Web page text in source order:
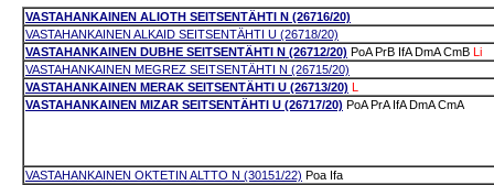
VASTAHANKAINEN ALIOTH SEITSENTÄHTI N (26716/20)
VASTAHANKAINEN ALKAID SEITSENTÄHTI U (26718/20)
VASTAHANKAINEN DUBHE SEITSENTÄHTI N (26712/20) PoA PrB IfA DmA CmB
Li
VASTAHANKAINEN MEGREZ SEITSENTÄHTI N (26715/20)
VASTAHANKAINEN MERAK SEITSENTÄHTI U (26713/20)
VASTAHANKAINEN MIZAR SEITSENTÄHTI U (26717/20) PoA PrA IfA DmA CmA
VASTAHANKAINEN OKTETIN ALTTO N (30151/22) Poa Ifa